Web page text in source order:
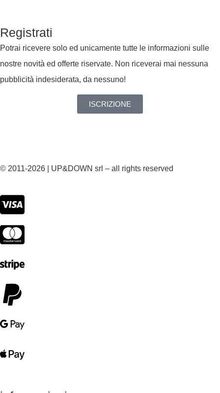
Registrati
Potrai ricevere solo ed unicamente tutte le informazioni sulle
nostre novità ed offerte riservate. Non riceverai mai nessuna
pubblicità indesiderata, da nessuno!
ISCRIZIONE
© 2011-2026 | UP&DOWN srl – all rights reserved